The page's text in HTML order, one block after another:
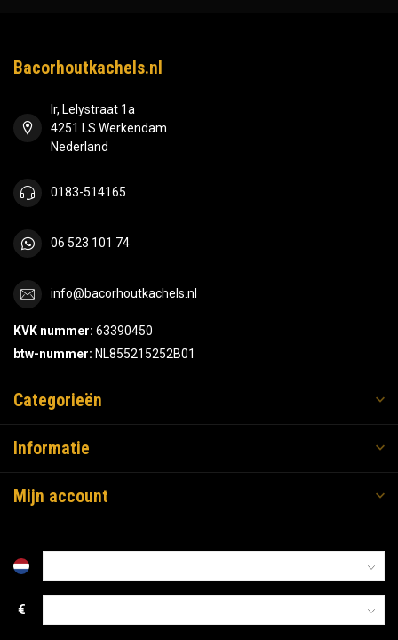
Bacorhoutkachels.nl
Ir, Lelystraat 1a
4251 LS Werkendam
Nederland
0183-514165
06 523 101 74
info@bacorhoutkachels.nl
KVK nummer: 63390450
btw-nummer: NL855215252B01
Categorieën
Informatie
Mijn account
€